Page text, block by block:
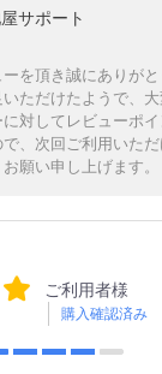
サポート
ーを頂き誠にありが
ただけたようで、大
に対してレビューポ
、次回ご利用いた
願い申し上げます。
ご利用者様
購入確認済み